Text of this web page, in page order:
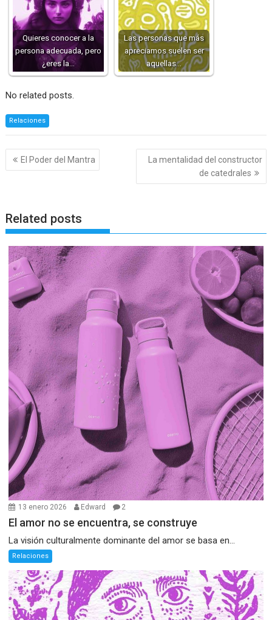
Quieres conocer a la
persona adecuada, pero
¿eres la…
Las personas que más
apreciamos suelen ser
aquellas…
No related posts.
Relaciones
Navegación
de
El Poder del Mantra
La mentalidad del constructor
de catedrales
Related posts
13 enero 2026 Edward 2
El amor no se encuentra, se construye
La visión culturalmente dominante del amor se basa en...
Relaciones